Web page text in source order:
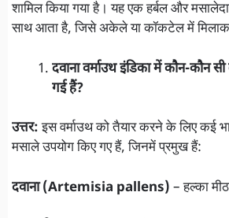
शामिल किया गया है। यह एक हर्बल और
साथ आता है, जिसे अकेले या कॉकटेल में
दवाना वर्माउथ इंडिकामें कौन-कौन सी
गई हैं?
उत्तर:इस वर्माउथ को तैयार करने के लिए कई
मसाले उपयोग किए गए हैं, जिनमें प्रमुख हैं:
दवाना (Artemisia pallens) – हल्का